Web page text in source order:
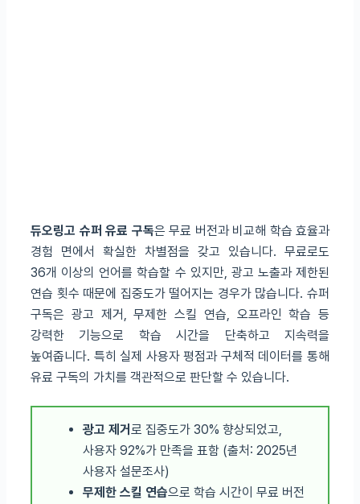
듀오링고 슈퍼 유료 구독은 무료 버전과 비교해 학습 효율과
경험 면에서 확실한 차별점을 갖고 있습니다. 무료로도
36개 이상의 언어를 학습할 수 있지만, 광고 노출과 제한된
연습 횟수 때문에 집중도가 떨어지는 경우가 많습니다. 슈퍼
구독은 광고 제거, 무제한 스킬 연습, 오프라인 학습 등
강력한 기능으로 학습 시간을 단축하고 지속력을
높여줍니다. 특히 실제 사용자 평점과 구체적 데이터를 통해
유료 구독의 가치를 객관적으로 판단할 수 있습니다.
광고 제거 로 집중도가 30% 향상되었고,
사용자 92%가 만족을 표함 (출처: 2025년
사용자 설문조사)
무제한 스킬 연습으로 학습 시간이 무료 버전